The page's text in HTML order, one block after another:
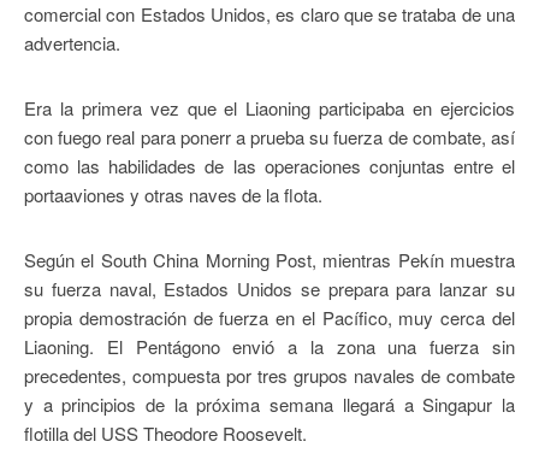
comercial con Estados Unidos, es claro que se trataba de una
advertencia.
Era la primera vez que el Liaoning participaba en ejercicios
con fuego real para ponerr a prueba su fuerza de combate, así
como las habilidades de las operaciones conjuntas entre el
portaaviones y otras naves de la flota.
Según el South China Morning Post, mientras Pekín muestra
su fuerza naval, Estados Unidos se prepara para lanzar su
propia demostración de fuerza en el Pacífico, muy cerca del
Liaoning. El Pentágono envió a la zona una fuerza sin
precedentes, compuesta por tres grupos navales de combate
y a principios de la próxima semana llegará a Singapur la
flotilla del USS Theodore Roosevelt.